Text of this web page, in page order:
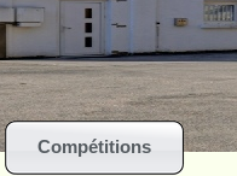
Compétitions